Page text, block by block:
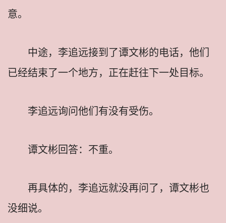
意。
中途，李追远接到了谭文彬的电话，他们
已经结束了一个地方，正在赶往下一处目标。
李追远询问他们有没有受伤。
谭文彬回答：不重。
再具体的，李追远就没再问了，谭文彬也
没细说。